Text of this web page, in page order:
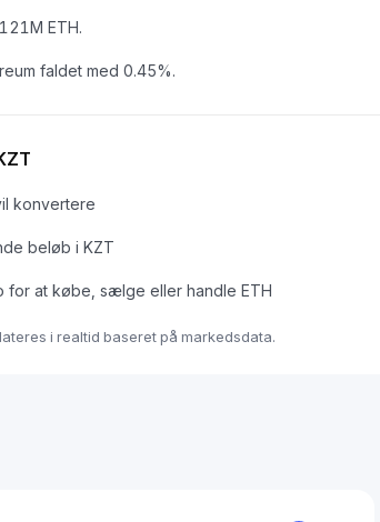
ETH.
faldet med 0.45%.
konvertere
beløb i KZT
at købe, sælge eller handle ETH
i realtid baseret på markedsdata.